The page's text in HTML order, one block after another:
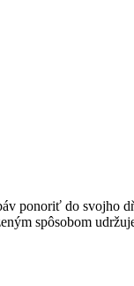
ponoriť do svojho
spôsobom